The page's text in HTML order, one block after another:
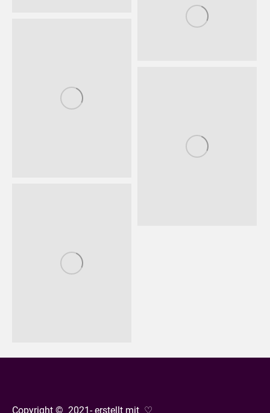
Copyright © 2021- erstellt mit ♡